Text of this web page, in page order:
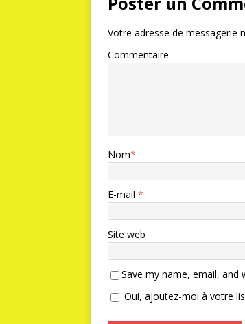
Votre adresse de messagerie
Commentaire
Nom*
E-mail *
Site web
Save my name, email,
Oui, ajoutez-moi à votre